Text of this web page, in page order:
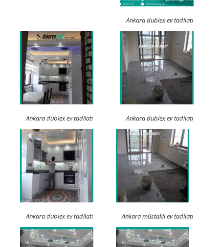
Ankara dublex ev tadilatı
Ankara dublex ev tadilatı Ankara dublex ev tadilatı
Ankara dublex ev tadilatı Ankara müstakil ev tadilatı